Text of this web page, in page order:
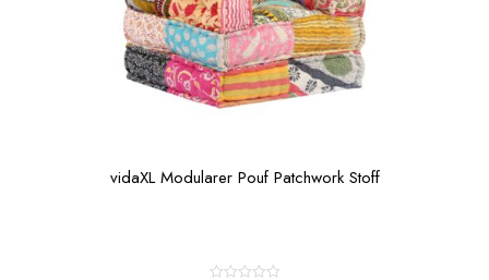
vidaXL Modularer Pouf Patchwork Stoff